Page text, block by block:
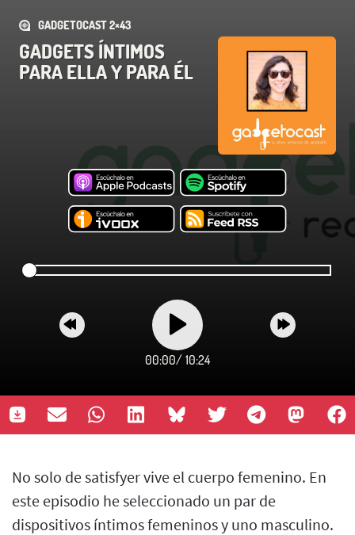
GADGETOCAST 2×43
GADGETS ÍNTIMOS
PARA ELLA Y PARA ÉL
00:00/ 10:24
No solo de satisfyer vive el cuerpo femenino. En
este episodio he seleccionado un par de
dispositivos íntimos femeninos y uno masculino.